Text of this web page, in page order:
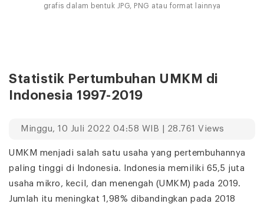
grafis dalam bentuk JPG, PNG atau format lainnya
Statistik Pertumbuhan UMKM di
Indonesia 1997-2019
Minggu, 10 Juli 2022 04:58 WIB | 28.761 Views
UMKM menjadi salah satu usaha yang pertembuhannya
paling tinggi di Indonesia. Indonesia memiliki 65,5 juta
usaha mikro, kecil, dan menengah (UMKM) pada 2019.
Jumlah itu meningkat 1,98% dibandingkan pada 2018